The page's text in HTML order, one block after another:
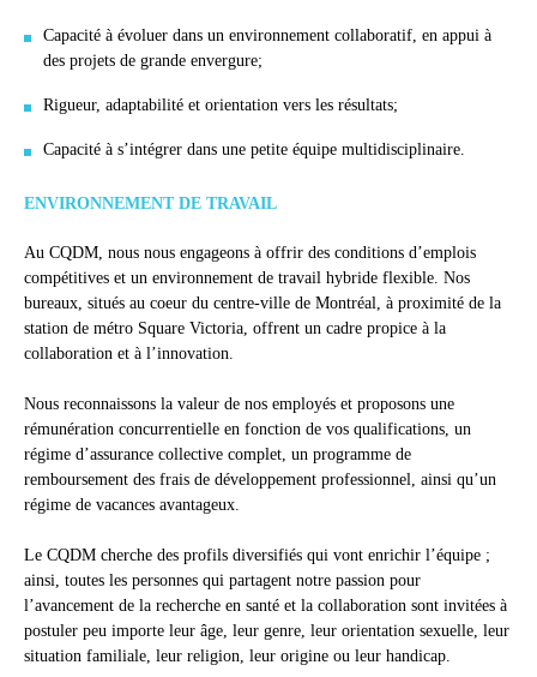
Capacité à évoluer dans un environnement collaboratif, en appui à
des projets de grande envergure;
Rigueur, adaptabilité et orientation vers les résultats;
Capacité à s’intégrer dans une petite équipe multidisciplinaire.
ENVIRONNEMENT DE TRAVAIL
Au CQDM, nous nous engageons à offrir des conditions d’emplois
compétitives et un environnement de travail hybride flexible. Nos
bureaux, situés au coeur du centre-ville de Montréal, à proximité de la
station de métro Square Victoria, offrent un cadre propice à la
collaboration et à l’innovation.
Nous reconnaissons la valeur de nos employés et proposons une
rémunération concurrentielle en fonction de vos qualifications, un
régime d’assurance collective complet, un programme de
remboursement des frais de développement professionnel, ainsi qu’un
régime de vacances avantageux.
Le CQDM cherche des profils diversifiés qui vont enrichir l’équipe ;
ainsi, toutes les personnes qui partagent notre passion pour
l’avancement de la recherche en santé et la collaboration sont invitées à
postuler peu importe leur âge, leur genre, leur orientation sexuelle, leur
situation familiale, leur religion, leur origine ou leur handicap.